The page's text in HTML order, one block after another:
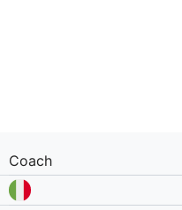
Coach